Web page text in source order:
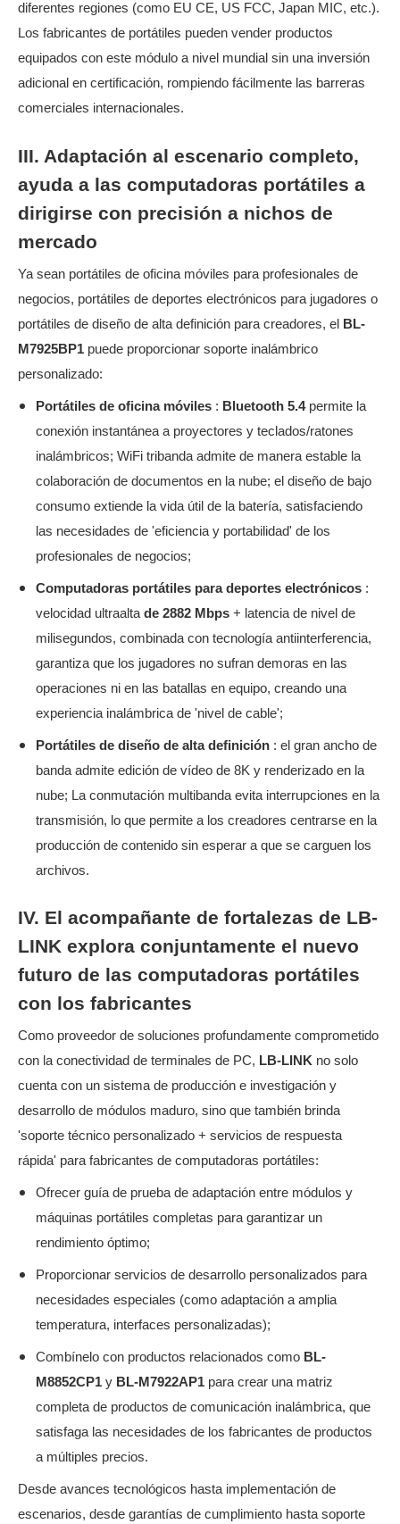
diferentes regiones (como EU CE, US FCC, Japan MIC, etc.).
Los fabricantes de portátiles pueden vender productos
equipados con este módulo a nivel mundial sin una inversión
adicional en certificación, rompiendo fácilmente las barreras
comerciales internacionales.
III. Adaptación al escenario completo,
ayuda a las computadoras portátiles a
dirigirse con precisión a nichos de
mercado
Ya sean portátiles de oficina móviles para profesionales de
negocios, portátiles de deportes electrónicos para jugadores o
portátiles de diseño de alta definición para creadores, el BL-
M7925BP1 puede proporcionar soporte inalámbrico
personalizado:
Portátiles de oficina móviles : Bluetooth 5.4 permite la
conexión instantánea a proyectores y teclados/ratones
inalámbricos; WiFi tribanda admite de manera estable la
colaboración de documentos en la nube; el diseño de bajo
consumo extiende la vida útil de la batería, satisfaciendo
las necesidades de 'eficiencia y portabilidad' de los
profesionales de negocios;
Computadoras portátiles para deportes electrónicos :
velocidad ultraalta de 2882 Mbps + latencia de nivel de
milisegundos, combinada con tecnología antiinterferencia,
garantiza que los jugadores no sufran demoras en las
operaciones ni en las batallas en equipo, creando una
experiencia inalámbrica de 'nivel de cable';
Portátiles de diseño de alta definición : el gran ancho de
banda admite edición de vídeo de 8K y renderizado en la
nube; La conmutación multibanda evita interrupciones en la
transmisión, lo que permite a los creadores centrarse en la
producción de contenido sin esperar a que se carguen los
archivos.
IV. El acompañante de fortalezas de LB-
LINK explora conjuntamente el nuevo
futuro de las computadoras portátiles
con los fabricantes
Como proveedor de soluciones profundamente comprometido
con la conectividad de terminales de PC, LB-LINK no solo
cuenta con un sistema de producción e investigación y
desarrollo de módulos maduro, sino que también brinda
'soporte técnico personalizado + servicios de respuesta
rápida' para fabricantes de computadoras portátiles:
Ofrecer guía de prueba de adaptación entre módulos y
máquinas portátiles completas para garantizar un
rendimiento óptimo;
Proporcionar servicios de desarrollo personalizados para
necesidades especiales (como adaptación a amplia
temperatura, interfaces personalizadas);
Combínelo con productos relacionados como BL-
M8852CP1 y BL-M7922AP1 para crear una matriz
completa de productos de comunicación inalámbrica, que
satisfaga las necesidades de los fabricantes de productos
a múltiples precios.
Desde avances tecnológicos hasta implementación de
escenarios, desde garantías de cumplimiento hasta soporte